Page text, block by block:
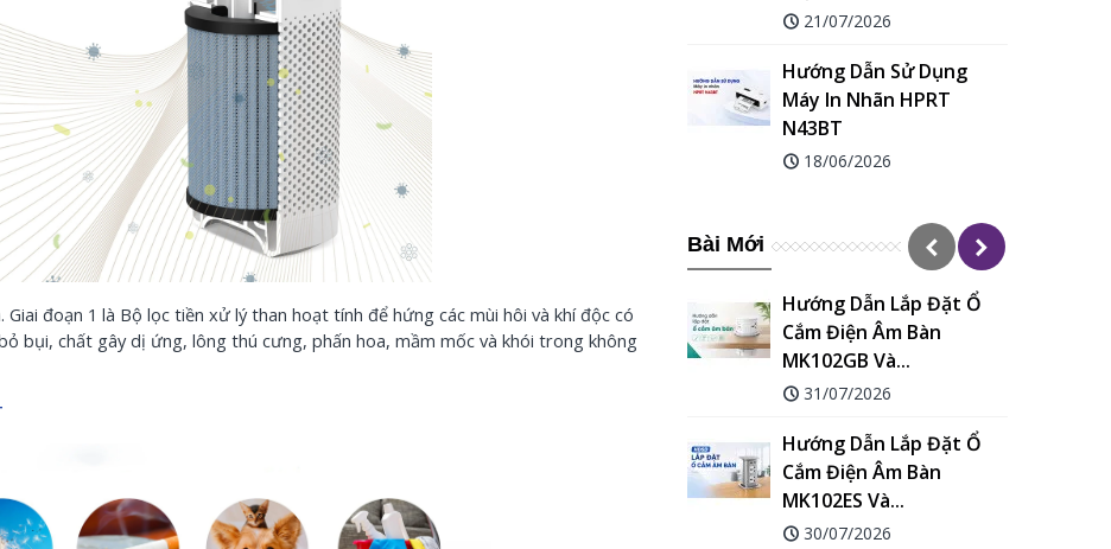
Hướng Dẫn Cách Chọn
Đúng Theo...
14/05/2026
Bài Mới
Hướng Dẫn Lắp Đặt Ổ
Cắm Điện Âm Bàn
MK102GB Và...
31/07/2026
Hướng Dẫn Lắp Đặt Ổ
Cắm Điện Âm Bàn
MK102ES Và...
30/07/2026
đoạn 1 là Bộ lọc tiền xử lý than hoạt tính để hứng các mùi hôi và khí độc có
bụi, chất gây dị ứng, lông thú cưng, phấn hoa, mầm mốc và khói trong không